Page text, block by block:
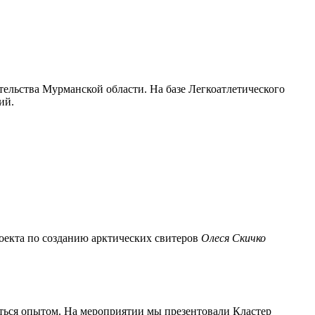
Мурманской области. На базе Легкоатлетического
по созданию арктических свитеров Олеся Скичко
опытом. На мероприятии мы презентовали Кластер